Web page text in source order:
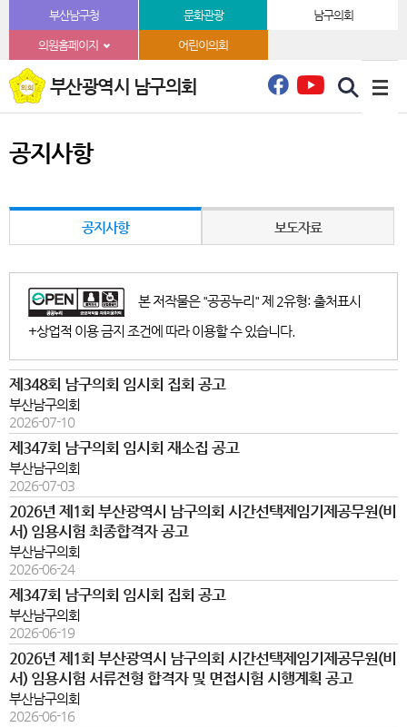
본문바로가기부산남구청 문화관광 남구의회
의원홈페이지 어린이의회
부산광역시 남구의회
공지사항
공지사항 보도자료
본 저작물은 "공공누리" 제 2유형: 출처표시
+상업적 이용 금지 조건에 따라 이용할 수 있습니다.
제348회 남구의회 임시회 집회 공고
부산남구의회
2026-07-10
제347회 남구의회 임시회 재소집 공고
부산남구의회
2026-07-03
2026년 제1회 부산광역시 남구의회 시간선택제임기제공무원(비
서) 임용시험 최종합격자 공고
부산남구의회
2026-06-24
제347회 남구의회 임시회 집회 공고
부산남구의회
2026-06-19
2026년 제1회 부산광역시 남구의회 시간선택제임기제공무원(비
서) 임용시험 서류전형 합격자 및 면접시험 시행계획 공고
부산남구의회
2026-06-16